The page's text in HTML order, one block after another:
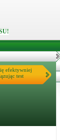
efektywniej
test